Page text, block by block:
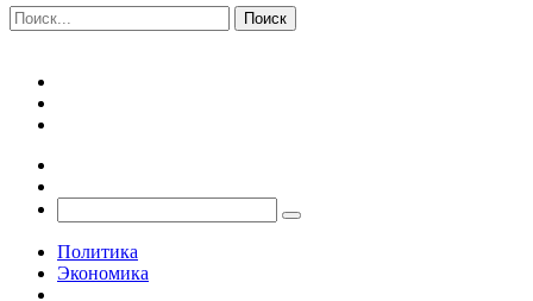
Политика
Экономика